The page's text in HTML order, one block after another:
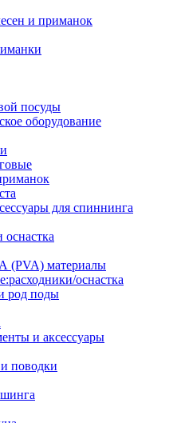
и приманок
посуды
оборудование
для спиннинга
(PVA) материалы
оснастка
род поды
и аксессуары
поводки